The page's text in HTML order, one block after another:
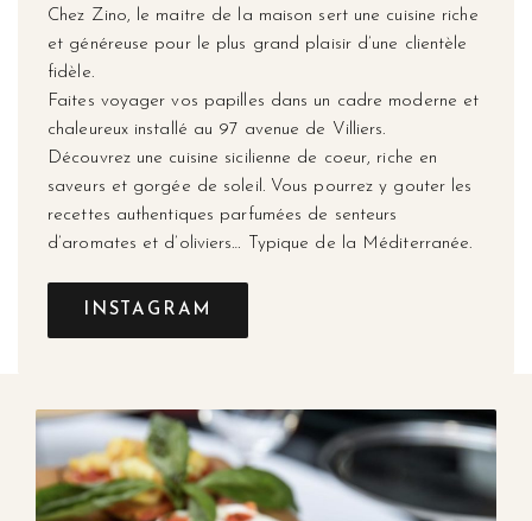
Chez Zino, le maitre de la maison sert une cuisine riche
et généreuse pour le plus grand plaisir d’une clientèle
fidèle.
Faites voyager vos papilles dans un cadre moderne et
chaleureux installé au 97 avenue de Villiers.
Découvrez une cuisine sicilienne de coeur, riche en
saveurs et gorgée de soleil. Vous pourrez y gouter les
recettes authentiques parfumées de senteurs
d’aromates et d’oliviers… Typique de la Méditerranée.
INSTAGRAM